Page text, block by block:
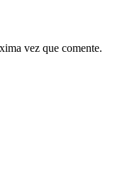
vez que comente.